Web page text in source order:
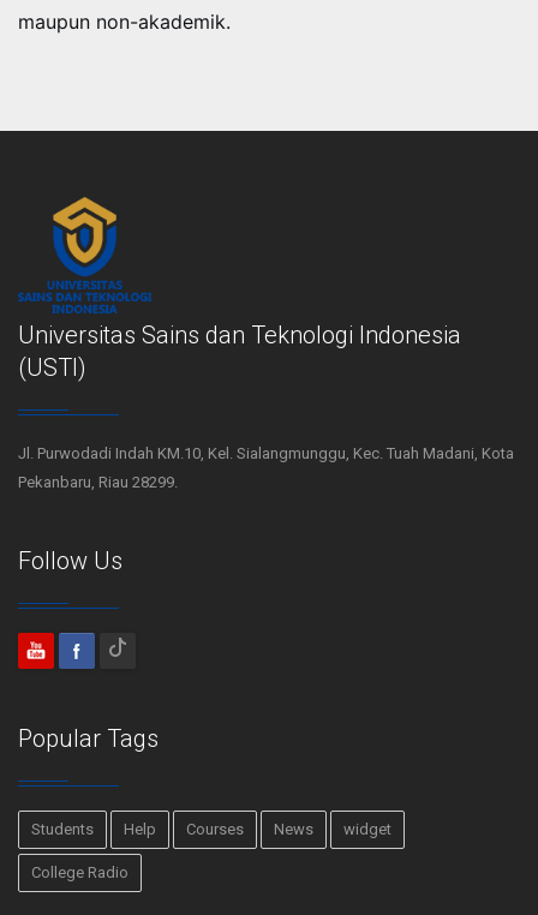
maupun non-akademik.
Universitas Sains dan Teknologi Indonesia
(USTI)
Jl. Purwodadi Indah KM.10, Kel. Sialangmunggu, Kec. Tuah Madani, Kota
Pekanbaru, Riau 28299.
Follow Us
Popular Tags
Students Help Courses News widget
College Radio